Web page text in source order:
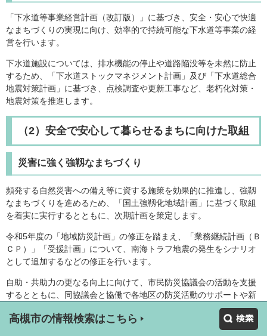
高槻市の情報検索はこちら
「下水道等事業経営計画（改訂版）」に基づき、安全・安心で快適
なまちづくりの実現に向け、効率的で持続可能な下水道等事業の経
営を行います。
下水道施設については、排水機能の停止や道路陥没等を未然に防止
するため、「下水道ストックマネジメント計画」及び「下水道総合
地震対策計画」に基づき、点検調査や更新工事など、老朽化対策・
地震対策を推進します。
（2）安全で安心して暮らせるまちに向けた取組
災害に強く強靱なまちづくり
頻発する自然災害への備え等に資する施策を効果的に推進し、強靱
なまちづくりを進めるため、「国土強靱化地域計画」に基づく取組
を着実に実行するとともに、次期計画を策定します。
令和5年度の「地域防災計画」の修正を踏まえ、「業務継続計画（Ｂ
ＣＰ）」「受援計画」について、南海トラフ地震の発生をシナリオ
として追加するなどの修正を行います。
自助・共助力の更なる向上に向けて、市民防災協議会の活動を支援
するとともに、同協議会と協働で各地区の防災活動のサポートや新
たな防災リーダーの育成を行うなど、災害に強いまちづくり・人づ
くりを推進します。